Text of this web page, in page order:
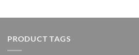
PRODUCT TAGS